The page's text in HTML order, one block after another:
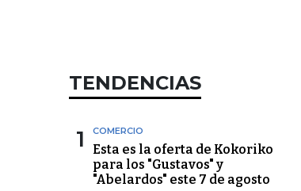
TENDENCIAS
1 COMERCIO
Esta es la oferta de Kokoriko
para los "Gustavos" y
"Abelardos" este 7 de agosto